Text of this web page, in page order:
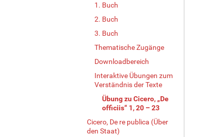
1. Buch
2. Buch
3. Buch
Thematische Zugänge
Downloadbereich
Interaktive Übungen zum
Verständnis der Texte
Übung zu Cicero, „De
officiis“ 1, 20 – 23
Cicero, De re publica (Über
den Staat)